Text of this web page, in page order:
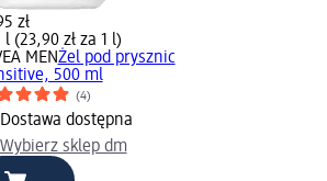
zł
l (23,90 zł za 1 l)
MENŻel pod prysznic
500 ml
(4)
Dostawa dostępna
Wybierz sklep dm